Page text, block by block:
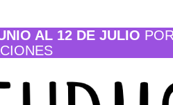
AL 12 DE JULIO POR